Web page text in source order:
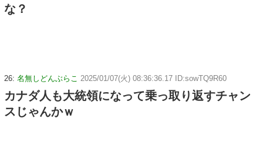
な？
26: 名無しどんぶらこ 2025/01/07(火) 08:36:36.17 ID:sowTQ9R60
カナダ人も大統領になって乗っ取り返すチャン
スじゃんかｗ